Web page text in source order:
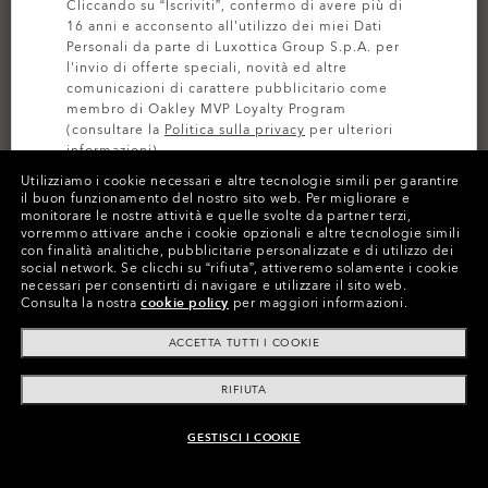
AGGIUNGI AL CARRELLO
Colori (1) Blackout
Paga nel tempo
Utilizziamo i cookie necessari e altre tecnologie simili per garantire
il buon funzionamento del nostro sito web. Per migliorare e
monitorare le nostre attività e quelle svolte da partner terzi,
vorremmo attivare anche i cookie opzionali e altre tecnologie simili
con finalità analitiche, pubblicitarie personalizzate e di utilizzo dei
social network. Se clicchi su “rifiuta”, attiveremo solamente i cookie
necessari per consentirti di navigare e utilizzare il sito web.
Consulta la nostracookie policy per maggiori informazioni.
ACCETTA TUTTI I COOKIE
RIFIUTA
GESTISCI I COOKIE
Cliccando su “Iscriviti”, confermo di avere più di
16 anni e acconsento all’utilizzo dei miei Dati
Personali da parte di Luxottica Group S.p.A. per
l'invio di offerte speciali, novità ed altre
comunicazioni di carattere pubblicitario come
membro di Oakley MVP Loyalty Program
(consultare la Politica sulla privacy per ulteriori
informazioni).
ISCRIVITI